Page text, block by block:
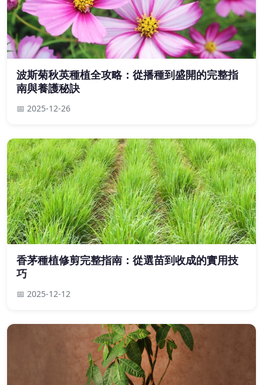
波斯菊秋英種植全攻略：從播種到盛開的完整指
南與養護秘訣
📅 2025-12-26
香茅種植修剪完整指南：從選苗到收成的實用技
巧
📅 2025-12-12